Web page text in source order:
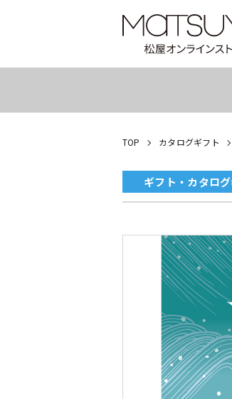
TOP カタログギフト
ギフト・カタロ